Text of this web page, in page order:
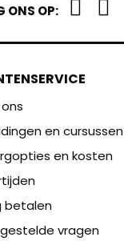
ONS OP:
KLAAR!
en cursussen
en kosten
betalen
vragen